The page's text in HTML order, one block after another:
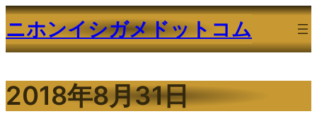
内
容
を
キ
ッ
ニホンイシガメドットコム
2018年8月31日